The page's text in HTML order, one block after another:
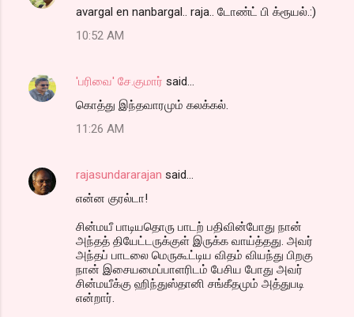
avargal en nanbargal.. raja.. டோண்ட் பி க்ரூயல்.:)
10:52 AM
'பரிவை' சே.குமார் said…
கொத்து இந்தவாரமும் கலக்கல்.
11:26 AM
rajasundararajan said…
என்ன குரல்டா!
சின்மயீ பாடியதொரு பாடற் பதிவின்போது நான்
அந்தத் தியேட்டருக்குள் இருக்க வாய்த்தது. அவர்
அந்தப் பாடலை மெருகூட்டிய விதம் வியந்து பிறகு
நான் இசையமைப்பாளரிடம் பேசிய போது அவர்
சின்மயீக்கு ஹிந்துஸ்தானி சங்கீதமும் அத்துபடி
என்றார்.